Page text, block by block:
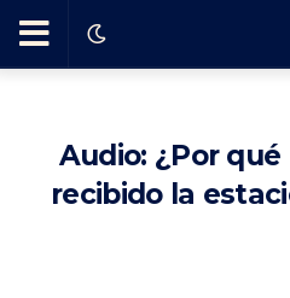
Ha
Audio: ¿Por
recibido la